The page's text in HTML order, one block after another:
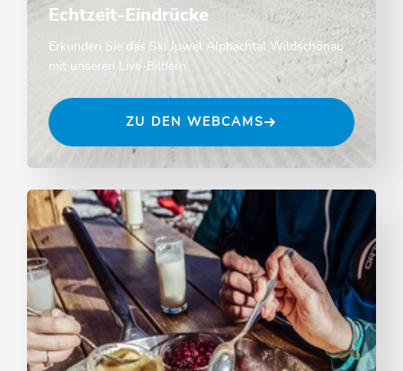
Echtzeit-Eindrücke
Erkunden Sie das Ski Juwel Alpbachtal Wildschönau
mit unseren Live-Bildern.
ZU DEN WEBCAMS